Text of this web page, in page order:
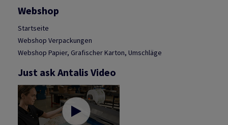
Webshop
Startseite
Webshop Verpackungen
Webshop Papier, Grafischer Karton, Umschläge
Just ask Antalis Video